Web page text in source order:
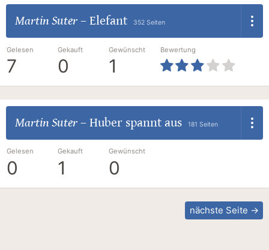
Martin Suter– Elefant 352 Seiten
Gelesen
7
Gekauft
0
Gewünscht
1
Bewertung
Martin Suter– Huber spannt aus 181 Seiten
Gelesen
0
Gekauft
1
Gewünscht
0
nächste Seite →